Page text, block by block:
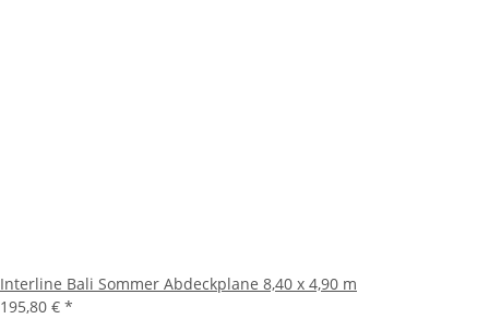
Interline Bali Sommer Abdeckplane 8,40 x 4,90 m
195,80 € *